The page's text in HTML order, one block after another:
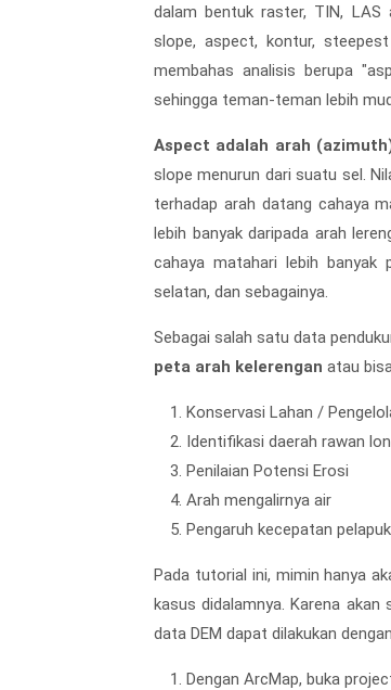
dalam bentuk raster, TIN, LAS
slope, aspect, kontur,
membahas analisis berupa
sehingga teman-teman lebih
Aspect adalah arah
slope menurun dari suatu sel.
terhadap arah datang cahaya
lebih banyak daripada arah
cahaya matahari lebih banyak
selatan, dan sebagainya.
Sebagai salah satu data
peta arah kelerengan atau
Konservasi Lahan /
Identifikasi daerah rawan
Penilaian Potensi Erosi
Arah mengalirnya air
Pengaruh kecepatan
Pada tutorial ini, mimin hanya
kasus didalamnya. Karena
data DEM dapat dilakukan
Dengan ArcMap, buka